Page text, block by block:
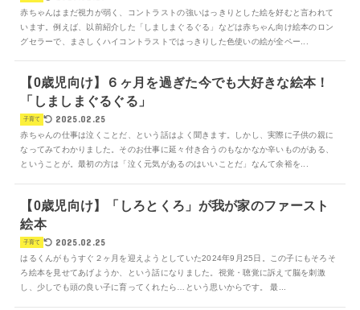
赤ちゃんはまだ視力が弱く、コントラストの強いはっきりとした絵を好むと言われて
います。例えば、以前紹介した「しましまぐるぐる」などは赤ちゃん向け絵本のロン
グセラーで、まさしくハイコントラストではっきりした色使いの絵が全ペー...
【0歳児向け】６ヶ月を過ぎた今でも大好きな絵本！
「しましまぐるぐる」
子育て 2025.02.25
赤ちゃんの仕事は泣くことだ、という話はよく聞きます。しかし、実際に子供の親に
なってみてわかりました。そのお仕事に延々付き合うのもなかなか辛いものがある、
ということが。最初の方は「泣く元気があるのはいいことだ」なんて余裕を...
【0歳児向け】「しろとくろ」が我が家のファースト
絵本
子育て 2025.02.25
はるくんがもうすぐ２ヶ月を迎えようとしていた2024年9月25日。この子にもそろそ
ろ絵本を見せてあげようか、という話になりました。視覚・聴覚に訴えて脳を刺激
し、少しでも頭の良い子に育ってくれたら…という思いからです。 最...